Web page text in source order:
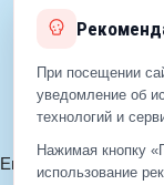
Email: info@eds-
При посещении
уведомление об
технологий и
Нажимая кнопку
использование